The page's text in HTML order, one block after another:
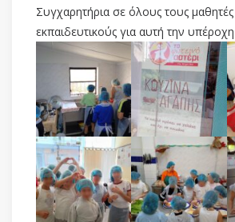
Συγχαρητήρια σε όλους τους μαθητές
εκπαιδευτικούς για αυτή την